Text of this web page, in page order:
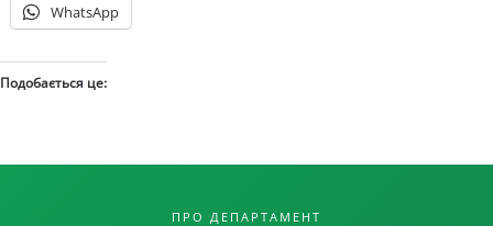
WhatsApp
Подобається це:
ПРО ДЕПАРТАМЕНТ